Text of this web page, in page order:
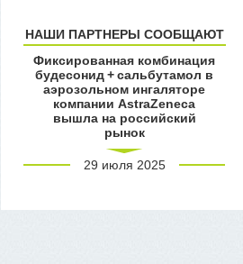
НАШИ ПАРТНЕРЫ СООБЩАЮТ
Фиксированная комбинация
будесонид + сальбутамол в
аэрозольном ингаляторе
компании AstraZeneca
вышла на российский
рынок
29 июля 2025